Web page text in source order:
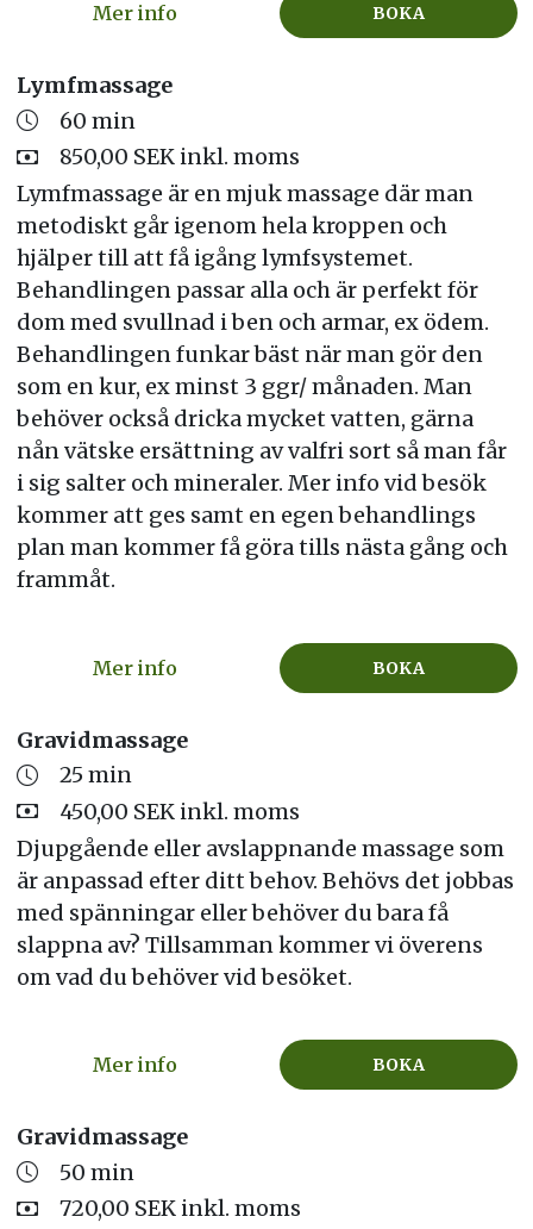
BOKA
Mer info
Lymfmassage
60 min
850,00 SEK inkl. moms
Lymfmassage är en mjuk massage där man
metodiskt går igenom hela kroppen och
hjälper till att få igång lymfsystemet.
Behandlingen passar alla och är perfekt för
dom med svullnad i ben och armar, ex ödem.
Behandlingen funkar bäst när man gör den
som en kur, ex minst 3 ggr/ månaden. Man
behöver också dricka mycket vatten, gärna
nån vätske ersättning av valfri sort så man får
i sig salter och mineraler. Mer info vid besök
kommer att ges samt en egen behandlings
plan man kommer få göra tills nästa gång och
frammåt.
BOKA
Mer info
Gravidmassage
25 min
450,00 SEK inkl. moms
Djupgående eller avslappnande massage som
är anpassad efter ditt behov. Behövs det jobbas
med spänningar eller behöver du bara få
slappna av? Tillsamman kommer vi överens
om vad du behöver vid besöket.
BOKA
Mer info
Gravidmassage
50 min
720,00 SEK inkl. moms